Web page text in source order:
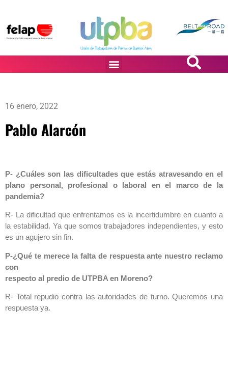
16 enero, 2022
Pablo Alarcón
P- ¿Cuáles son las dificultades que estás atravesando en el
plano personal, profesional o laboral en el marco de la
pandemia?
R- La dificultad que enfrentamos es la incertidumbre en cuanto a
la estabilidad. Ya que somos trabajadores independientes, y esto
es un agujero sin fin.
P-¿Qué te merece la falta de respuesta ante nuestro reclamo
con
respecto al predio de UTPBA en Moreno?
R- Total repudio contra las autoridades de turno. Queremos una
respuesta ya.